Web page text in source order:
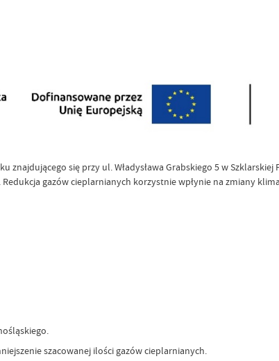
się przy ul. Władysława Grabskiego 5 w Szklarskiej
gazów cieplarnianych korzystnie wpłynie na zmiany
szacowanej ilości gazów cieplarnianych.